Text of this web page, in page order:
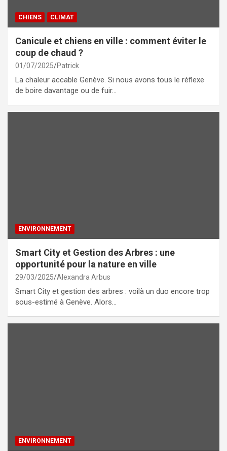
CHIENS CLIMAT
Canicule et chiens en ville : comment éviter le
coup de chaud ?
01/07/2025 Patrick
La chaleur accable Genève. Si nous avons tous le réflexe
de boire davantage ou de fuir…
ENVIRONNEMENT
Smart City et Gestion des Arbres : une
opportunité pour la nature en ville
29/03/2025 Alexandra Arbus
Smart City et gestion des arbres : voilà un duo encore trop
sous-estimé à Genève. Alors…
ENVIRONNEMENT